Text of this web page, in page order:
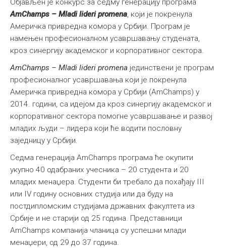
Објављен је конкурс за седму генерацију програма
AmChamps – Mladi lideri promena, који је покренула
Америчка привредна комора у Србији. Програм је
намењен професионалном усавршавању студената,
кроз синергију академског и корпоративног сектора.
AmChamps – Mladi lideri promena јединствени је програм
професионалног усавршавања који је покренула
Америчка привредна комора у Србији (AmChamps) у
2014. години, са идејом да кроз синергију академског и
корпоративног сектора помогне усавршавање и развој
младих људи – лидера који ће водити пословну
заједницу у Србији.
Седма генерација AmChamps програма ће окупити
укупно 40 одабраних учесника – 20 студента и 20
младих менаџера. Студенти би требало да похађају III
или IV годину основних студија или да буду на
постдипломским студијама државних факултета из
Србије и не старији од 25 година. Представници
AmChamps компанија чланица су успешни млади
менаџери, од 29 до 37 година.